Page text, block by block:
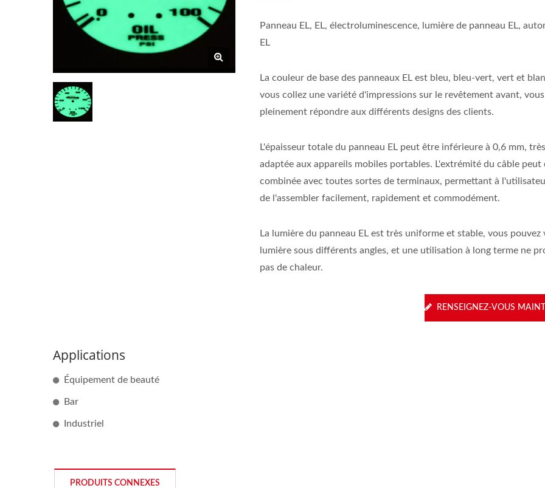
Panneau EL, EL, électroluminescence, lumière de panneau EL,
EL
La couleur de base des panneaux EL est bleu, bleu-vert, vert et
vous collez une variété d'impressions sur le revêtement avant,
pleinement répondre aux différents designs des clients.
L'épaisseur totale du panneau EL peut être inférieure à 0,6 mm, très
adaptée aux appareils mobiles portables. L'extrémité du câble peut
combinée avec toutes sortes de terminaux, permettant à
de l'assembler facilement, rapidement et commodément.
La lumière du panneau EL est très uniforme et stable, vous pouvez
lumière sous différents angles, et une utilisation à long terme ne
pas de chaleur.
RENSEIGNEZ-VOUS
Applications
Équipement de beauté
Bar
Industriel
PRODUITS CONNEXES